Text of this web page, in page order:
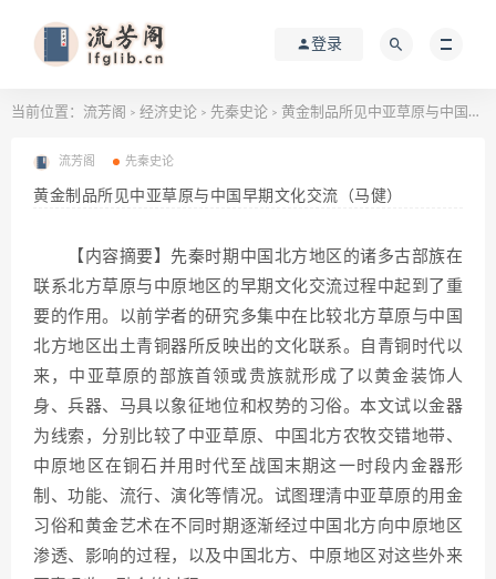
登录
当前位置： 流芳阁 > 经济史论 > 先秦史论 > 黄金制品所见中亚草原与中国早期文化交流（马健）
流芳阁 先秦史论
黄金制品所见中亚草原与中国早期文化交流（马健）
【内容摘要】先秦时期中国北方地区的诸多古部族在
联系北方草原与中原地区的早期文化交流过程中起到了重
要的作用。以前学者的研究多集中在比较北方草原与中国
北方地区出土青铜器所反映出的文化联系。自青铜时代以
来，中亚草原的部族首领或贵族就形成了以黄金装饰人
身、兵器、马具以象征地位和权势的习俗。本文试以金器
为线索，分别比较了中亚草原、中国北方农牧交错地带、
中原地区在铜石并用时代至战国末期这一时段内金器形
制、功能、流行、演化等情况。试图理清中亚草原的用金
习俗和黄金艺术在不同时期逐渐经过中国北方向中原地区
渗透、影响的过程，以及中国北方、中原地区对这些外来